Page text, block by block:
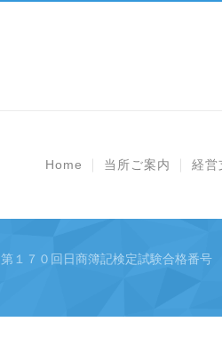
Home 当所ご案内 経営
第１７０回日商簿記検定試験合格番号